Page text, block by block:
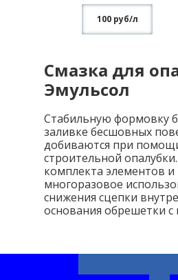
100 руб/л
Смазка для
Эмульсол
Стабильную формовку
заливке бесшовных
добиваются при
строительной
комплекта элементов и
многоразовое
снижения сцепки
основания обрешетки
материалы,